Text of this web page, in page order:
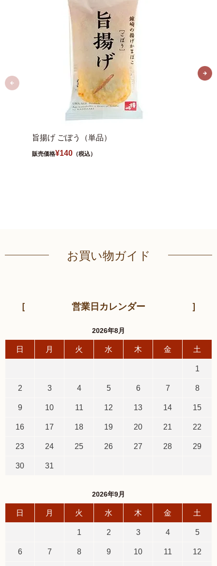
旨揚げ ごぼう（単品）
販売価格¥140 （税込）
お買い物ガイド
営業日カレンダー
2026年8月
日 月 火 水 木 金 土
1
2 3 4 5 6 7 8
9 10 11 12 13 14 15
16 17 18 19 20 21 22
23 24 25 26 27 28 29
30 31
2026年9月
日 月 火 水 木 金 土
1 2 3 4 5
6 7 8 9 10 11 12